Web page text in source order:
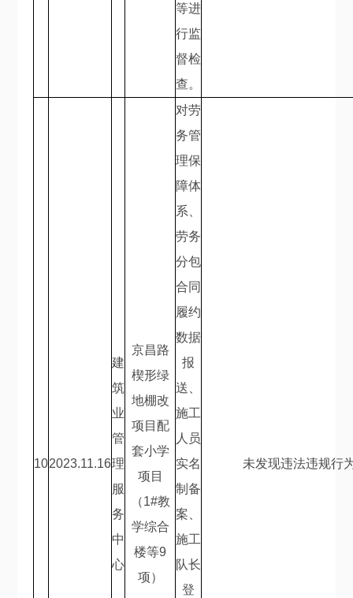
等进
行监
督检
查。
102023.11.16
建
筑
业
管
理
服
务
中
心
京昌路
楔形绿
地棚改
项目配
套小学
项目
（1#教
学综合
楼等9
项）
对劳
务管
理保
障体
系、
劳务
分包
合同
履约
数据
报
送、
施工
人员
实名
制备
案、
施工
队长
登
未发现违法违规行